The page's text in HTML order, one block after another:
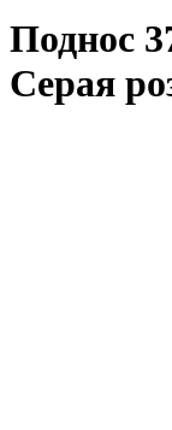
Поднос
Серая